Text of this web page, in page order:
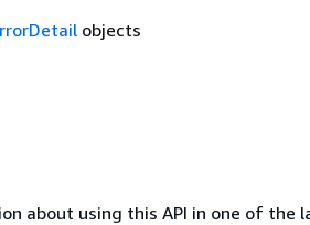
objects
about using this API in one of the